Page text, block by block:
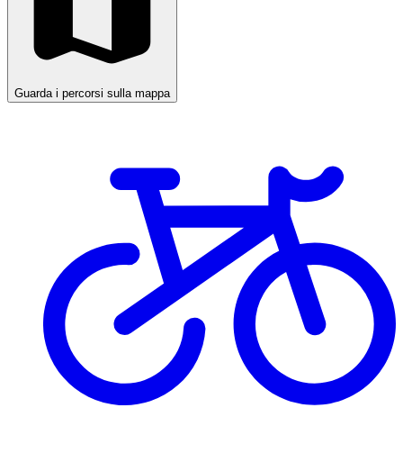
Guarda i percorsi sulla mappa